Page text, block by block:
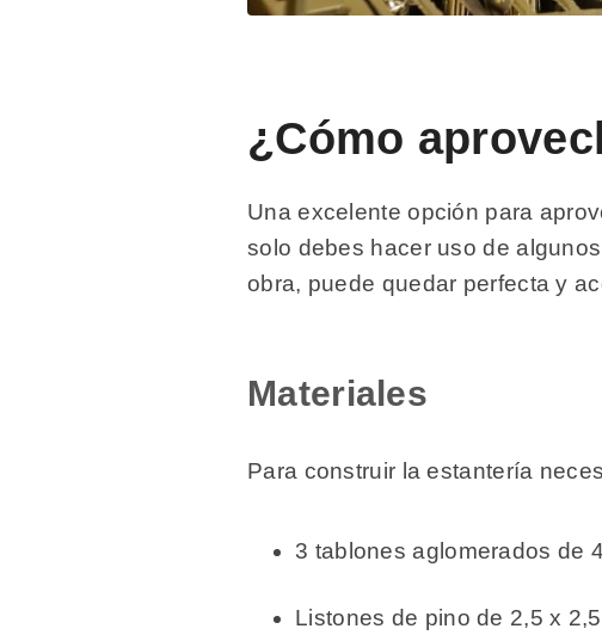
¿Cómo
Una excelente opción para
solo debes hacer uso de
obra, puede quedar perfecta y
Materiales
Para construir la estantería
3 tablones aglomerados de
Listones de pino de 2,5 x